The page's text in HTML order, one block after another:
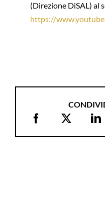
(Direzione DiSAL) al
https://